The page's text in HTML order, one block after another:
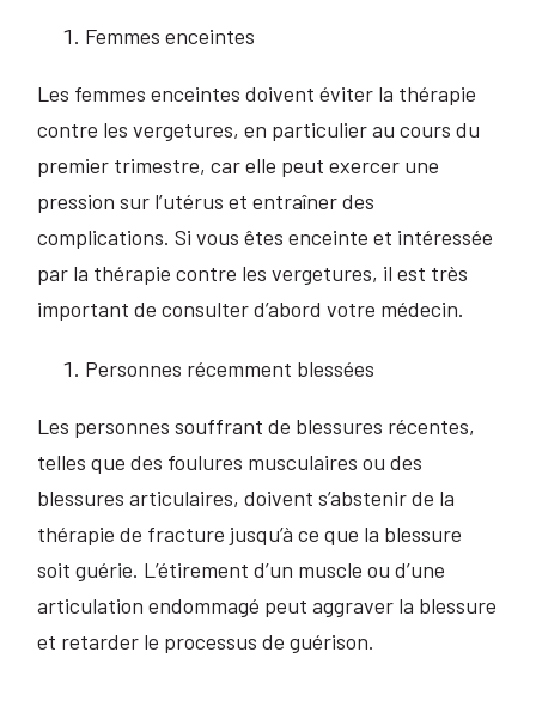
Femmes enceintes
Les femmes enceintes doivent éviter la thérapie
contre les vergetures, en particulier au cours du
premier trimestre, car elle peut exercer une
pression sur l’utérus et entraîner des
complications. Si vous êtes enceinte et intéressée
par la thérapie contre les vergetures, il est très
important de consulter d’abord votre médecin.
Personnes récemment blessées
Les personnes souffrant de blessures récentes,
telles que des foulures musculaires ou des
blessures articulaires, doivent s’abstenir de la
thérapie de fracture jusqu’à ce que la blessure
soit guérie. L’étirement d’un muscle ou d’une
articulation endommagé peut aggraver la blessure
et retarder le processus de guérison.